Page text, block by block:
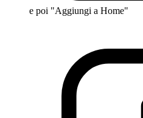
e poi "Aggiungi a Home"